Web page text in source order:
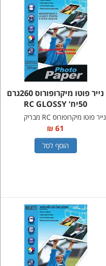
נייר פוטו מיקרופורוס 260גרם
50יח' RC GLOSSY
נייר פוטו מיקרופורוס RC מבריק
61 ₪
הוסף לסל